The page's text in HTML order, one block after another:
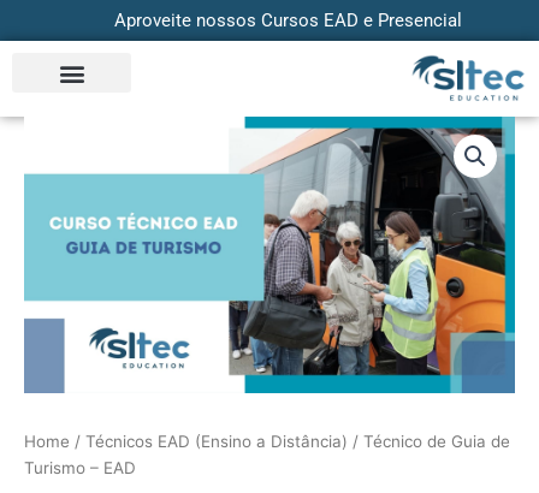
to
content
Aproveite nossos Cursos EAD e Presencial
Home / Técnicos EAD (Ensino a Distância) / Técnico de Guia de
Turismo – EAD
Técnico
Guia
Turismo